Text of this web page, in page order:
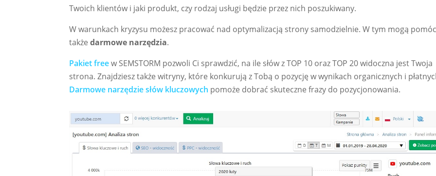
Twoich klientów i jaki produkt, czy rodzaj usługi będzie przez nich poszukiwany.
W warunkach kryzysu możesz pracować nad optymalizacją strony samodzielnie. W tym mogą pomóc
także darmowe narzędzia.
Pakiet freew SEMSTORM pozwoli Ci sprawdzić, na ile słów z TOP 10 oraz TOP 20 widoczna jest Twoja
strona. Znajdziesz także witryny, które konkurują z Tobą o pozycję w wynikach organicznych i
Darmowe narzędzie słów kluczowych pomoże dobrać skuteczne frazy do pozycjonowania.